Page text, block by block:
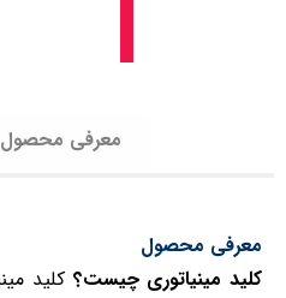
معرفی محصول
معرفی محصول
کلید مینیاتوری چیست؟